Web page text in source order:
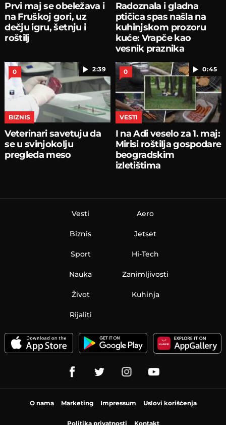
Prvi maj se obeležava i
na Fruškoj gori, uz
dečju igru, šetnju i
roštilj
Radoznala i gladna
ptičica spas našla na
kuhinjskom prozoru
kuće: Vrapče kao
vesnik praznika
2:39
0
BIZNIS
Veterinari savetuju da
se u svinjokolju
pregleda meso
0:45
0
VESTI
I na Adi veselo za 1. maj:
Mirisi roštilja gospodare
beogradskim
izletištima
Vesti
Biznis
Sport
Nauka
Aero
Jetset
Hi-Tech
Zanimljivosti
Život Kuhinja
Rijaliti
O nama Marketing Impressum Uslovi korišćenja
Politika privatnosti Kontakt